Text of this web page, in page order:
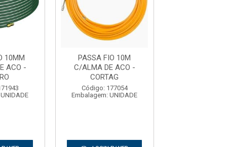
10MM
ACO -
PASSA FIO 10M
C/ALMA DE ACO -
CORTAG
Código: 177054
Embalagem: UNIDADE